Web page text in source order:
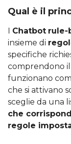
Qual è il
Chatbot rule-
insieme di
specifiche
comprendono
funzionano
che si attivano
sceglie da una
che
regole